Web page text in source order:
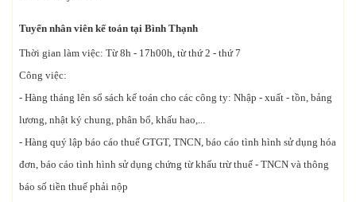
Tuyển nhân viên kế toán tại Bình Thạnh
Thời gian làm việc: Từ 8h - 17h00h, từ thứ 2 - thứ 7
Công việc:
- Hàng tháng lên sổ sách kế toán cho các công ty: Nhập - xuất - tồn, bảng
lương, nhật ký chung, phân bổ, khấu hao,...
- Hàng quý lập báo cáo thuế GTGT, TNCN, báo cáo tình hình sử dụng hóa
đơn, báo cáo tình hình sử dụng chứng từ khấu trừ thuế - TNCN và thông
báo số tiền thuế phải nộp